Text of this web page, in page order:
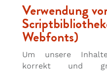
Verwendung
Webfonts)
Um unsere
korrekt und